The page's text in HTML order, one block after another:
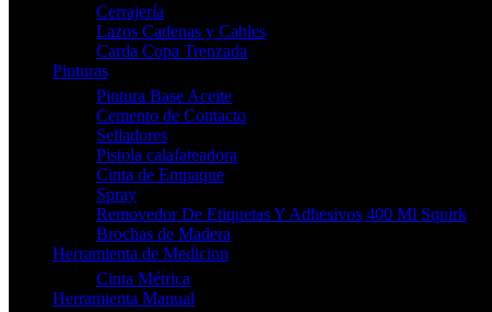
Cerrajería
Lazos Cadenas y Cables
Carda Copa Trenzada
Pinturas
Pintura Base Aceite
Cemento de Contacto
Selladores
Pistola calafateadora
Cinta de Empaque
Spray
Removedor De Etiquetas Y Adhesivos 400 Ml Squirk
Brochas de Madera
Herramienta de Medicion
Cinta Métrica
Herramienta Manual